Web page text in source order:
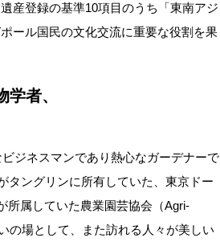
産登録の基準10項目のうち「東南アジ
ール国民の文化交流に重要な役割を果
者、
ジネスマンであり熱心なガーデナーで
タングリンに所有していた、東京ドー
所属していた農業園芸協会（Agri-
の場として、また訪れる人々が美しい